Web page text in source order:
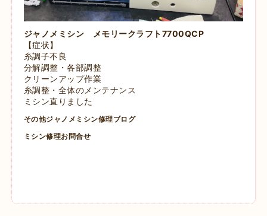
ジャノメミシン メモリークラフト7700QCP
【症状】
糸調子不良
分解調整・各部調整
クリーンアップ作業
糸調整・全体のメンテナンス
ミシン直りました
その他ジャノメミシン修理ブログ
ミシン修理お問合せ